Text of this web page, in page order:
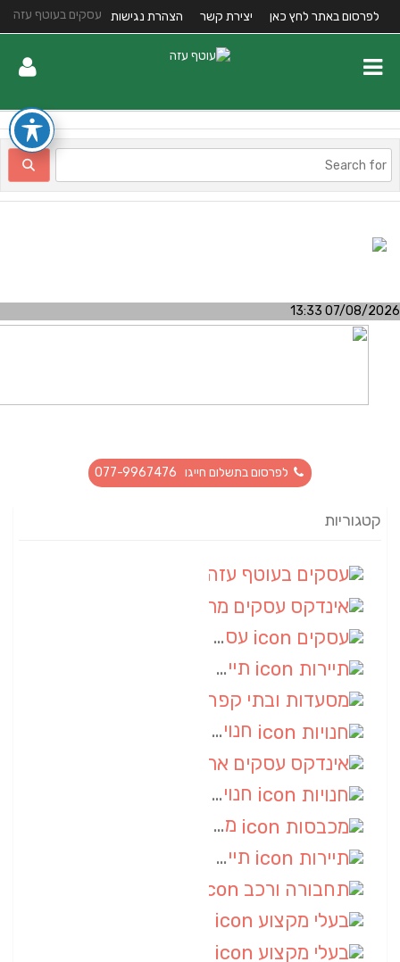
עסקים בעוטף עזה לפרסום באתר לחץ כאן יצירת קשר הצהרת נגישות
07/08/2026
לפרסום בתשלום חייגו 077-9967476
קטגוריות
עסקים
תיירות
חנויות
חנויות
מכבסות
תיירות